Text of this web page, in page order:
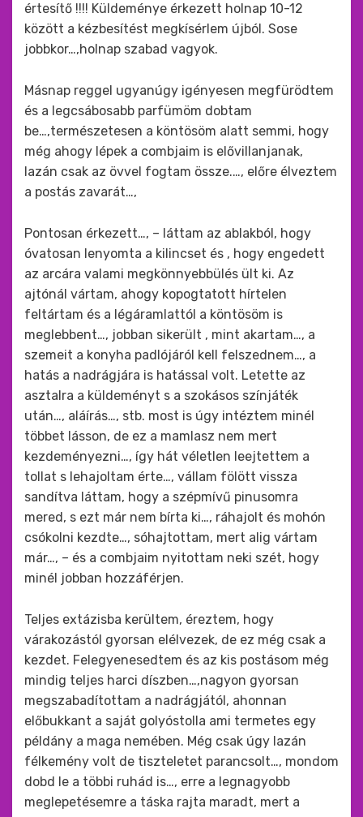
értesítő !!!! Küldeménye érkezett holnap 10-12
között a kézbesítést megkísérlem újból. Sose
jobbkor…,holnap szabad vagyok.
Másnap reggel ugyanúgy igényesen megfürödtem
és a legcsábosabb parfümöm dobtam
be…,természetesen a köntösöm alatt semmi, hogy
még ahogy lépek a combjaim is elővillanjanak,
lazán csak az övvel fogtam össze.…, előre élveztem
a postás zavarát…,
Pontosan érkezett…, – láttam az ablakból, hogy
óvatosan lenyomta a kilincset és , hogy engedett
az arcára valami megkönnyebbülés ült ki. Az
ajtónál vártam, ahogy kopogtatott hírtelen
feltártam és a légáramlattól a köntösöm is
meglebbent…, jobban sikerült , mint akartam…, a
szemeit a konyha padlójáról kell felszednem…, a
hatás a nadrágjára is hatással volt. Letette az
asztalra a küldeményt s a szokásos színjáték
után…, aláírás…, stb. most is úgy intéztem minél
többet lásson, de ez a mamlasz nem mert
kezdeményezni…, így hát véletlen leejtettem a
tollat s lehajoltam érte…, vállam fölött vissza
sandítva láttam, hogy a szépmívű pinusomra
mered, s ezt már nem bírta ki…, ráhajolt és mohón
csókolni kezdte…, sóhajtottam, mert alig vártam
már…, – és a combjaim nyitottam neki szét, hogy
minél jobban hozzáférjen.
Teljes extázisba kerültem, éreztem, hogy
várakozástól gyorsan elélvezek, de ez még csak a
kezdet. Felegyenesedtem és az kis postásom még
mindig teljes harci díszben…,nagyon gyorsan
megszabadítottam a nadrágjától, ahonnan
előbukkant a saját golyóstolla ami termetes egy
példány a maga nemében. Még csak úgy lazán
félkemény volt de tiszteletet parancsolt…, mondom
dobd le a többi ruhád is…, erre a legnagyobb
meglepetésemre a táska rajta maradt, mert a